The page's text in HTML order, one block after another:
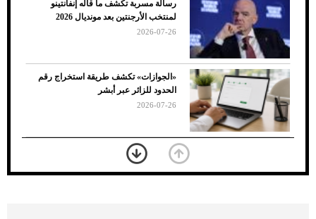
7 نصائح لاختيار لون البنطلون المناسب للقميص
الأسود
رسالة مسربة تكشف ما قاله إنفانتينو
لمنتخب الأرجنتين بعد مونديال 2026
2026-07-26
«الجوازات» تكشف طريقة استخراج رقم
الحدود للزائر عبر أبشر
2026-07-26
بعد 7 أشهر من تعرضه لحادث مروع.. جوشوا
يفوز على برينغا بـ"الضربة القاضية" (فيديو)
2026-07-26